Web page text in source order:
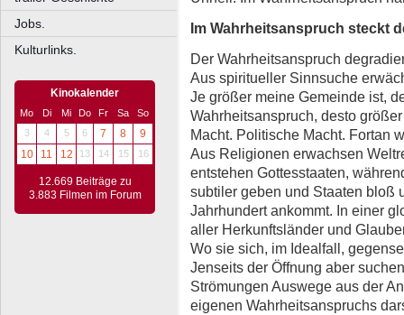
Jobs.
Kulturlinks.
Kinokalender
Mo Di Mi Do Fr Sa
So
3
4 5 6 7 8
9
10
11 12 13 14 15 16
12.669 Beiträge zu
3.883 Filmen im Forum
Im Wahrheitsanspruch steckt
Der Wahrheitsanspruch
Aus spiritueller Sinnsuche
Je größer meine Gemeinde ist,
Wahrheitsanspruch, desto
Macht. Politische Macht. Fortan
Aus Religionen erwachsen
entstehen Gottesstaaten,
subtiler geben und Staaten bloß
Jahrhundert ankommt. In einer
aller Herkunftsländer und
Wo sie sich, im Idealfall,
Jenseits der Öffnung aber
Strömungen Auswege aus der
eigenen Wahrheitsanspruchs